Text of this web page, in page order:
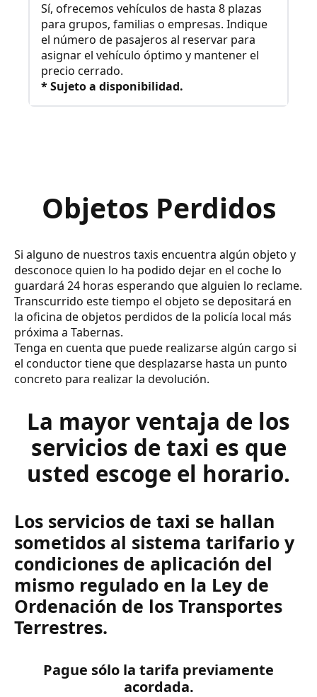
Sí, ofrecemos vehículos de hasta 8 plazas
para grupos, familias o empresas. Indique
el número de pasajeros al reservar para
asignar el vehículo óptimo y mantener el
precio cerrado.
* Sujeto a disponibilidad.
Objetos Perdidos
Si alguno de nuestros taxis encuentra algún objeto y
desconoce quien lo ha podido dejar en el coche lo
guardará 24 horas esperando que alguien lo reclame.
Transcurrido este tiempo el objeto se depositará en
la oficina de objetos perdidos de la policía local más
próxima a Tabernas.
Tenga en cuenta que puede realizarse algún cargo si
el conductor tiene que desplazarse hasta un punto
concreto para realizar la devolución.
La mayor ventaja de los
servicios de taxi es que
usted escoge el horario.
Los servicios de taxi se hallan
sometidos al sistema tarifario y
condiciones de aplicación del
mismo regulado en la Ley de
Ordenación de los Transportes
Terrestres.
Pague sólo la tarifa previamente
acordada.